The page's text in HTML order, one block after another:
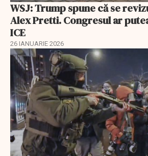
WSJ: Trump spune că se
Alex Pretti. Congresul ar
ICE
26 IANUARIE 2026